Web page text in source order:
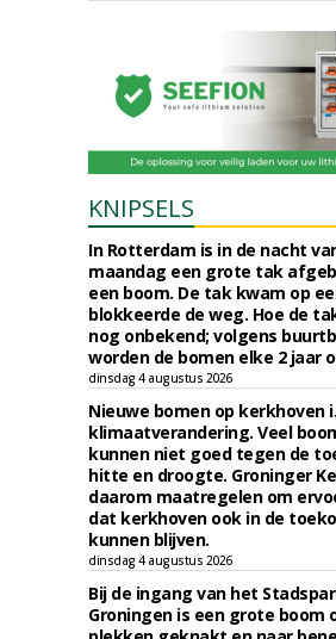
KNIPSELS
In Rotterdam is in de nacht
maandag een grote tak
een boom. De tak kwam op
blokkeerde de weg. Hoe de
nog onbekend; volgens
worden de bomen elke 2 jaar
dinsdag 4 augustus 2026
Nieuwe bomen op kerkhoven
klimaatverandering. Veel
kunnen niet goed tegen de
hitte en droogte. Groninger
daarom maatregelen om
dat kerkhoven ook in de
kunnen blijven.
dinsdag 4 augustus 2026
Bij de ingang van het
Groningen is een grote boom